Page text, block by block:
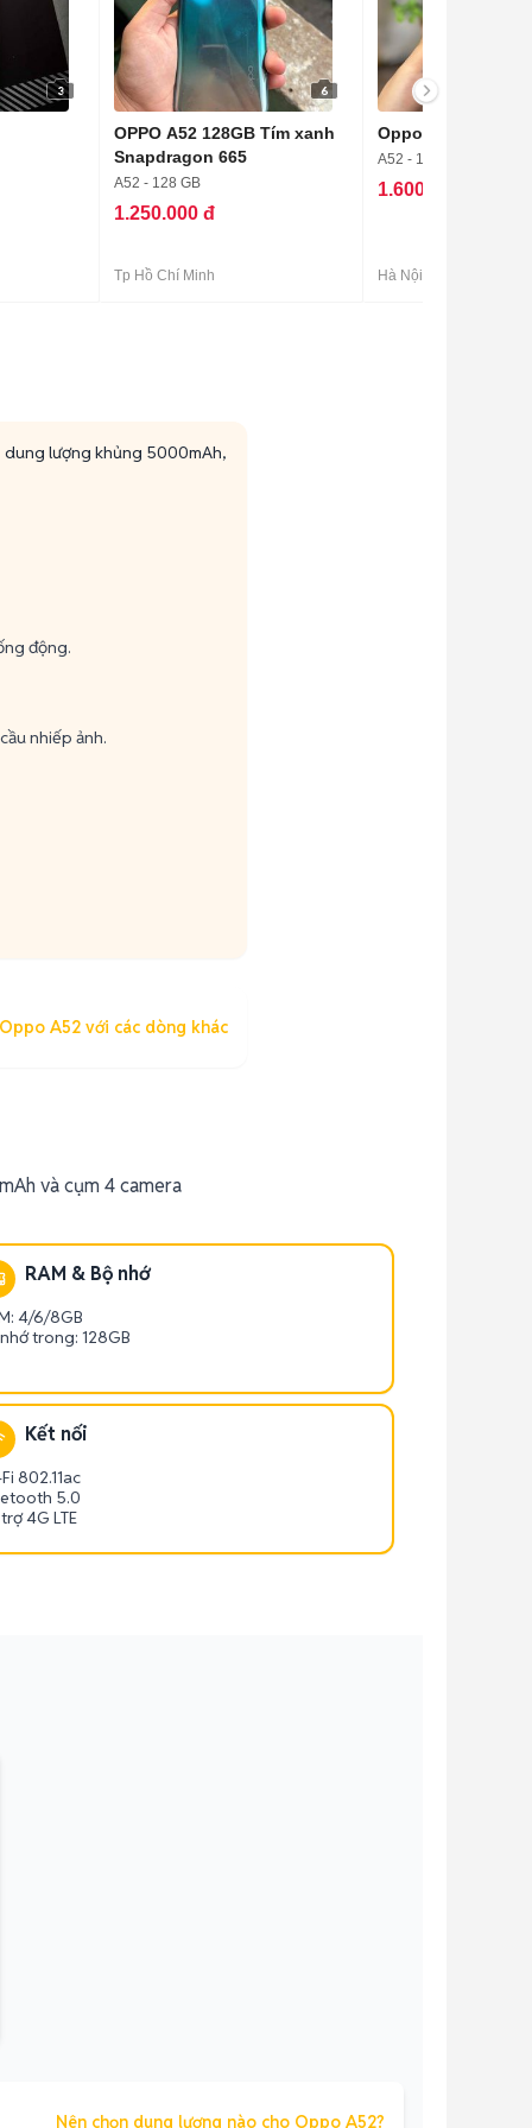
3 6
OPPO A52 128GB Tím xanh
Snapdragon 665
A52 - 128 GB
1.250.000 đ
Tp Hồ Chí Minh
Oppo A52 6GB
A52 - 128 GB
1.600.000 đ
Hà Nội
lượng khủng 5000mAh,
động.
nhiếp ảnh.
A52 với các dòng khác
và cụm 4 camera
RAM & Bộ nhớ
4/6/8GB
trong: 128GB
Kết nối
802.11ac
5.0
4G LTE
Nên chọn dung lượng nào cho Oppo A52?